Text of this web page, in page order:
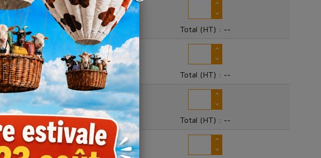
39,50 €
Total (HT) : --
39,50 €
Total (HT) : --
39,50 €
Total (HT) : --
79,00 €